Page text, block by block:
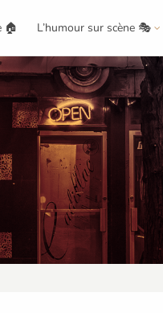
🏠 L’humour sur scène 🎭